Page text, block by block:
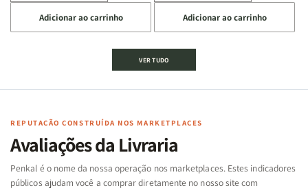
a
quantidade
de
Cartas
Famílias
Bíblia
-
Penkal
a
quantidade
de
Jogo
Cartas
Famílias
da
Bíblia
-
Penkal
Adicionar ao carrinho
a
quantidade
de
Jogo
|
de
a
quantidade
de
|
Adicionar ao carrinho
VER TUDO
REPUTAÇÃO CONSTRUÍDA NOS MARKETPLACES
Avaliações da Livraria
Penkal é o nome da nossa operação nos marketplaces. Estes indicadores
públicos ajudam você a comprar diretamente no nosso site com